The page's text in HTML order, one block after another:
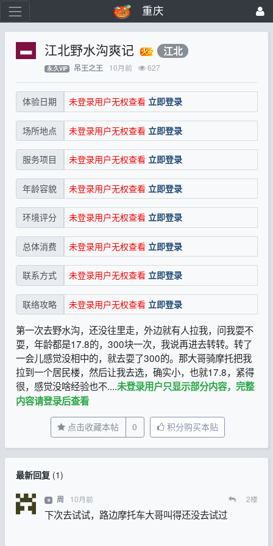
重庆
江北野水沟爽记 江北
永.久VIP 吊王之王 10月前 627
体验日期 未登录用户无权查看 立即登录
场所地点 未登录用户无权查看 立即登录
服务项目 未登录用户无权查看 立即登录
年龄容貌 未登录用户无权查看 立即登录
环境评分 未登录用户无权查看 立即登录
总体消费 未登录用户无权查看 立即登录
联系方式 未登录用户无权查看 立即登录
联络攻略 未登录用户无权查看 立即登录
第一次去野水沟，还没往里走，外边就有人拉我，问我耍不
耍，年龄都是17.8的，300块一次，我说再进去转转。转了
一会儿感觉没相中的，就去耍了300的。那大哥骑摩托把我
拉到一个居民楼，然后让我去选，确实小，也就17.8，紧得
很，感觉没啥经验也不....未登录用户只显示部分内容，完整
内容请登录后查看
点击收藏本帖 0 积分购买本贴
最新回复(1)
⭐ 周 10月前 2楼
下次去试试，路边摩托车大哥叫得还没去试过